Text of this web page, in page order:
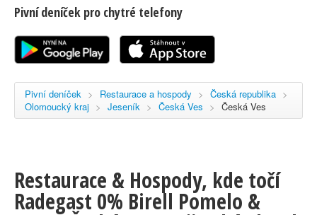
Registrace
Pivní deníček pro chytré telefony
Pivní deníček > Restaurace a hospody > Česká republika >
Olomoucký kraj > Jeseník > Česká Ves > Česká Ves
Restaurace & Hospody, kde točí
Radegast 0% Birell Pomelo &